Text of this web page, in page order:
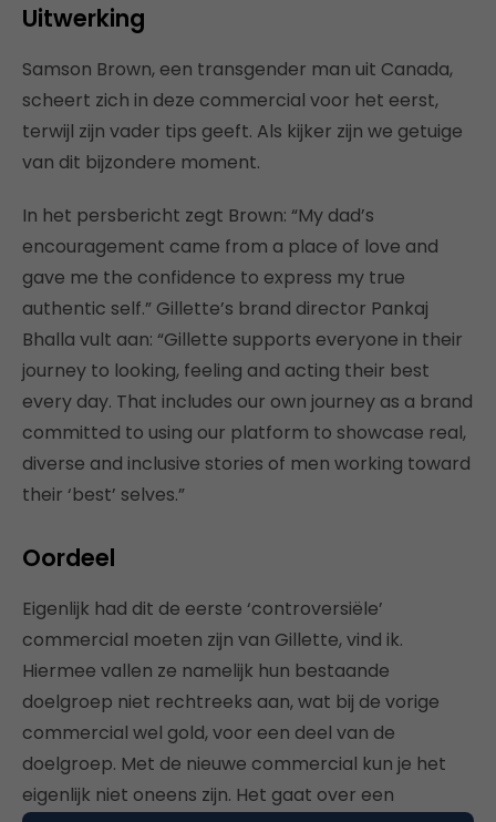
Uitwerking
Samson Brown, een transgender man uit Canada,
scheert zich in deze commercial voor het eerst,
terwijl zijn vader tips geeft. Als kijker zijn we getuige
van dit bijzondere moment.
In het persbericht zegt Brown: “My dad’s
encouragement came from a place of love and
gave me the confidence to express my true
authentic self.” Gillette’s brand director Pankaj
Bhalla vult aan: “Gillette supports everyone in their
journey to looking, feeling and acting their best
every day. That includes our own journey as a brand
committed to using our platform to showcase real,
diverse and inclusive stories of men working toward
their ‘best’ selves.”
Oordeel
Eigenlijk had dit de eerste ‘controversiële’
commercial moeten zijn van Gillette, vind ik.
Hiermee vallen ze namelijk hun bestaande
doelgroep niet rechtreeks aan, wat bij de vorige
commercial wel gold, voor een deel van de
doelgroep. Met de nieuwe commercial kun je het
eigenlijk niet oneens zijn. Het gaat over een